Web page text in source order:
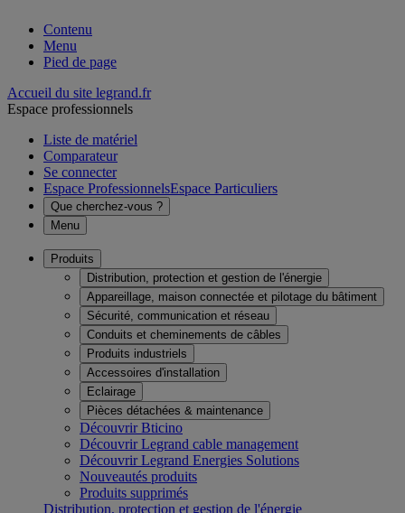
Contenu
Menu
Pied de page
Accueil du site legrand.fr
Espace professionnels
Liste de matériel
Comparateur
Se connecter
Espace ProfessionnelsEspace Particuliers
Que cherchez-vous ?
Menu
Produits
Distribution, protection et gestion de l'énergie
Appareillage, maison connectée et pilotage du bâtiment
Sécurité, communication et réseau
Conduits et cheminements de câbles
Produits industriels
Accessoires d'installation
Eclairage
Pièces détachées & maintenance
Découvrir Bticino
Découvrir Legrand cable management
Découvrir Legrand Energies Solutions
Nouveautés produits
Produits supprimés
Distribution, protection et gestion de l'énergie